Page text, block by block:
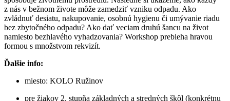
z nás v bežnom živote môže zamedziť vzniku odpadu. Ako
zvládnuť desiatu, nakupovanie, osobnú hygienu či umývanie riadu
bez zbytočného odpadu? Ako dať veciam druhú šancu na život
namiesto bezhlavého vyhadzovania? Workshop prebieha hravou
formou s množstvom rekvizít.
Ďalšie info:
miesto: KOLO Ružinov
pre žiakov 2. stupňa základných a stredných škôl (konkrétnu